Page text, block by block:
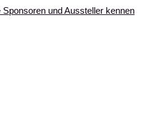
Sponsoren und Aussteller kennen